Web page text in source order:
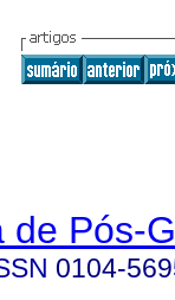
de Pós-
0104-